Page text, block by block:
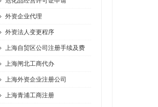
外资企业代理
外资法人变更程序
上海自贸区公司注册手续及费
上海闸北工商代办
上海外资企业注册公司
上海青浦工商注册